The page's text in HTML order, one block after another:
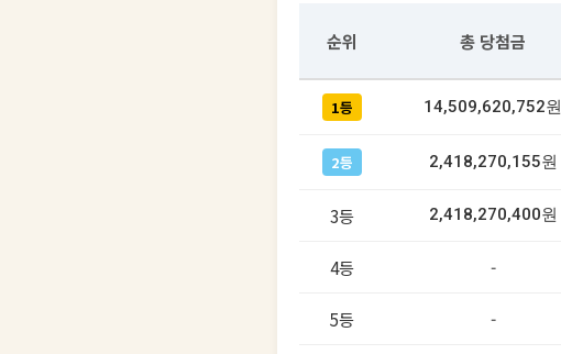
순위 총 당첨금
1등 14,509,620,752원
2등 2,418,270,155원
3등 2,418,270,400원
4등 -
5등 -